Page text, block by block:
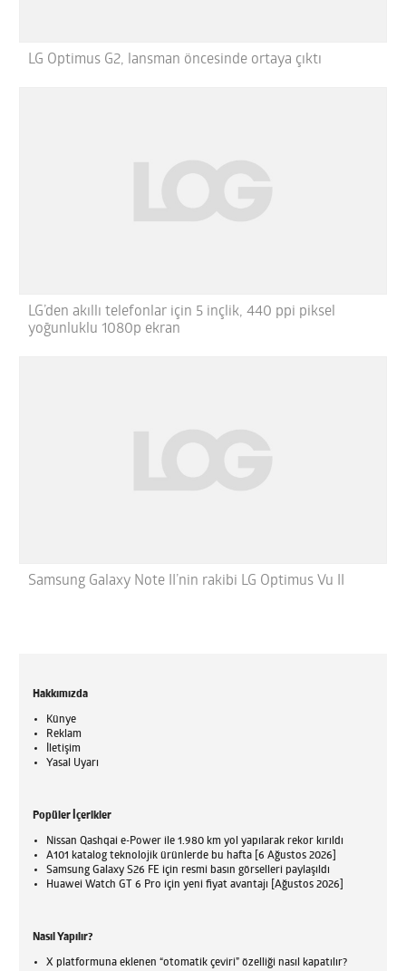
LG Optimus G2, lansman öncesinde ortaya çıktı
LG’den akıllı telefonlar için 5 inçlik, 440 ppi piksel
yoğunluklu 1080p ekran
Samsung Galaxy Note II’nin rakibi LG Optimus Vu II
Hakkımızda
Künye
Reklam
İletişim
Yasal Uyarı
Popüler İçerikler
Nissan Qashqai e-Power ile 1.980 km yol yapılarak rekor kırıldı
A101 katalog teknolojik ürünlerde bu hafta [6 Ağustos 2026]
Samsung Galaxy S26 FE için resmi basın görselleri paylaşıldı
Huawei Watch GT 6 Pro için yeni fiyat avantajı [Ağustos 2026]
Nasıl Yapılır?
X platformuna eklenen “otomatik çeviri” özelliği nasıl kapatılır?